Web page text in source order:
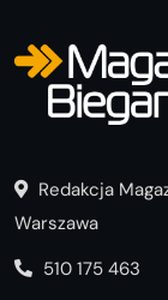
Redakcja
Warszawa
510 175 463